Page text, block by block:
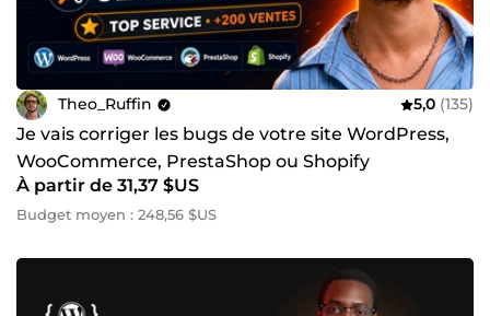
Theo_Ruffin 5,0 (135)
Je vais corriger les bugs de votre site WordPress,
WooCommerce, PrestaShop ou Shopify
À partir de 31,37 $US
Budget moyen : 248,56 $US